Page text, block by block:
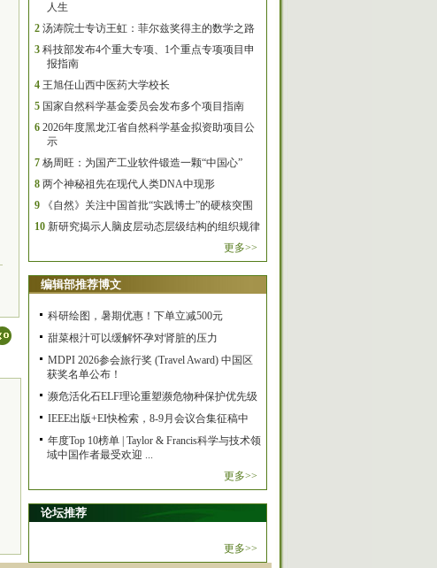
人生
2 汤涛院士专访王虹：菲尔兹奖得主的数学之路
3 科技部发布4个重大专项、1个重点专项项目申
报指南
4 王旭任山西中医药大学校长
5 国家自然科学基金委员会发布多个项目指南
6 2026年度黑龙江省自然科学基金拟资助项目公
示
7 杨周旺：为国产工业软件锻造一颗“中国心”
8 两个神秘祖先在现代人类DNA中现形
9
《自然》关注中国首批“实践博士”的硬核突围
10 新研究揭示人脑皮层动态层级结构的组织规律
更多>>
编辑部推荐博文
科研绘图，暑期优惠！下单立减500元
甜菜根汁可以缓解怀孕对肾脏的压力
MDPI 2026参会旅行奖 (Travel Award) 中国区
获奖名单公布！
濒危活化石ELF理论重塑濒危物种保护优先级
IEEE出版+EI快检索，8-9月会议合集征稿中
年度Top 10榜单 | Taylor & Francis科学与技术领
域中国作者最受欢迎 ...
更多>>
论坛推荐
更多>>